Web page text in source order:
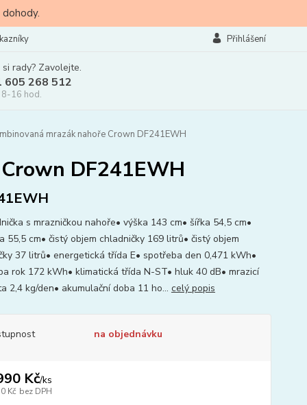
Přihlášení
rady? Zavolejte.
605 268 512
16 hod.
mrazák nahoře Crown DF241EWH
DF241EWH
s mrazničkou nahoře• výška 143 cm• šířka 54,5 cm•
55,5 cm• čistý objem chladničky 169 litrů• čistý objem
37 litrů• energetická třída E• spotřeba den 0,471 kWh•
rok 172 kWh• klimatická třída N-ST• hluk 40 dB• mrazicí
2,4 kg/den• akumulační doba 11 ho... celý popis
na objednávku
Kč/ks
Kč bez DPH